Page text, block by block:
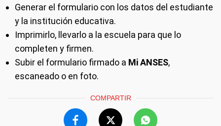
Generar el formulario con los datos del estudiante
y la institución educativa.
Imprimirlo, llevarlo a la escuela para que lo
completen y firmen.
Subir el formulario firmado a Mi ANSES,
escaneado o en foto.
COMPARTIR